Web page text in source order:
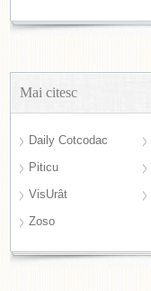
Mai citesc
Daily Cotcodac
Piticu
VisUrât
Zoso